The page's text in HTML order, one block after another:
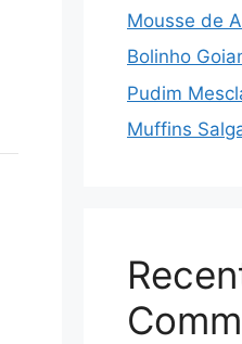
Mousse de
Bolinho
Pudim
Muffins